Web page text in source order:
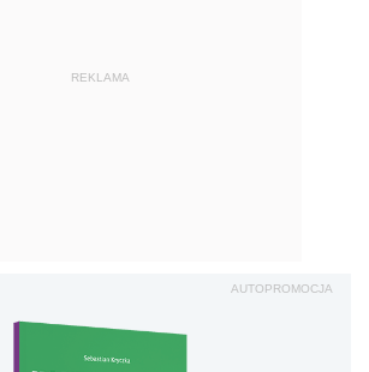
REKLAMA
AUTOPROMOCJA